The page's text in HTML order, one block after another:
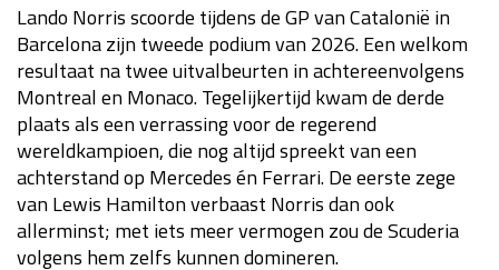
Kwalificatie
za 23:00 - 00:00
Race
zo 21:00 - 23:00
GP MEXICO 2026 30 okt - 01 nov
Kwalificatie
za 19:00 - 20:00
Race
zo 18:00 - 20:00
Lando Norris scoorde tijdens de GP van Catalonië in
Barcelona zijn tweede podium van 2026. Een welkom
resultaat na twee uitvalbeurten in achtereenvolgens
Montreal en Monaco. Tegelijkertijd kwam de derde
plaats als een verrassing voor de regerend
wereldkampioen, die nog altijd spreekt van een
achterstand op Mercedes én Ferrari. De eerste zege
van Lewis Hamilton verbaast Norris dan ook
allerminst; met iets meer vermogen zou de Scuderia
volgens hem zelfs kunnen domineren.